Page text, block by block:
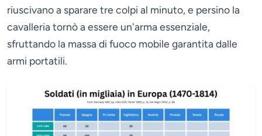
riuscivano a sparare tre colpi al minuto, e persino la
cavalleria tornò a essere un'arma essenziale,
sfruttando la massa di fuoco mobile garantita dalle
armi portatili.